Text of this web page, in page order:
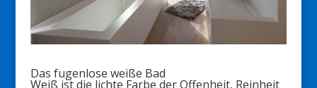
Das fugenlose weiße Bad
Weiß ist die lichte Farbe der Offenheit, Reinheit